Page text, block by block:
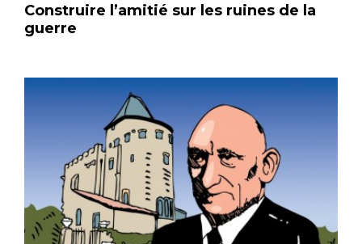
Construire l’amitié sur les ruines de la
guerre